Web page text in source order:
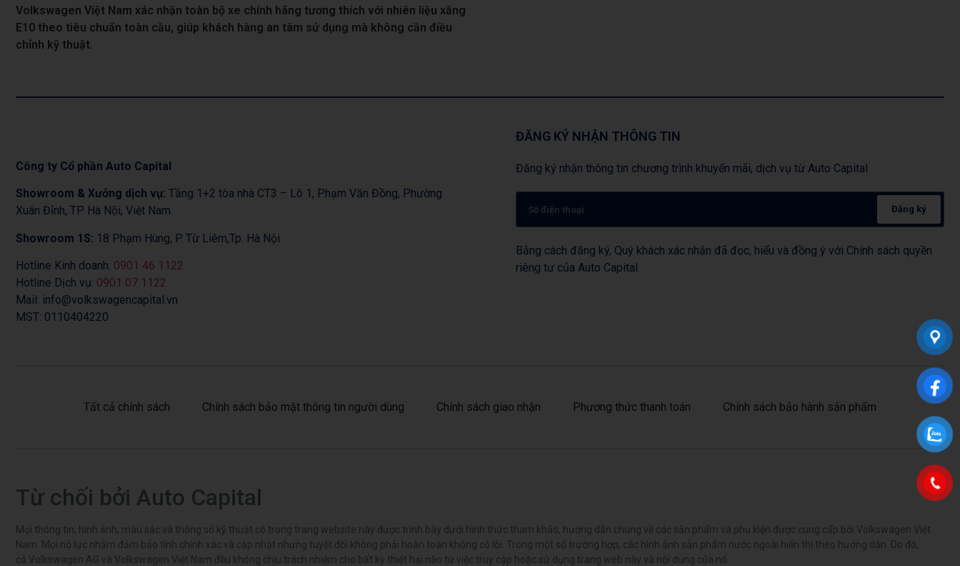
Volkswagen Việt Nam xác nhận toàn bộ xe chính hãng tương thích với nhiên liệu xăng
E10 theo tiêu chuẩn toàn cầu, giúp khách hàng an tâm sử dụng mà không cần điều
chỉnh kỹ thuật.
Công ty Cổ phần Auto Capital
Showroom & Xưởng dịch vụ: Tầng 1+2 tòa nhà CT3 – Lô 1, Phạm Văn Đồng, Phường
Xuân Đỉnh, TP Hà Nội, Việt Nam.
Showroom 1S: 18 Phạm Hùng, P. Từ Liêm,Tp. Hà Nội
Hotline Kinh doanh: 0901 46 1122
Hotline Dịch vụ: 0901 07 1122
Mail: info@volkswagencapital.vn
MST: 0110404220
ĐĂNG KÝ NHẬN THÔNG TIN
Đăng ký nhận thông tin chương trình khuyến mãi, dịch vụ từ Auto Capital
Đăng ký
Bằng cách đăng ký, Quý khách xác nhận đã đọc, hiểu và đồng ý với Chính sách quyền
riêng tư của Auto Capital
Tất cả chính sách Chính sách bảo mật thông tin người dùng Chính sách giao nhận Phương thức thanh toán Chính sách bảo hành sản phẩm
Từ chối bởi Auto Capital
Mọi thông tin, hình ảnh, màu sắc và thông số kỹ thuật có trong trang website này được trình bày dưới hình thức tham khảo, hướng dẫn chung về các sản phẩm và phụ kiện được cung cấp bởi Volkswagen Việt
Nam. Mọi nỗ lực nhằm đảm bảo tính chính xác và cập nhật nhưng tuyệt đối không phải hoàn toàn không có lỗi. Trong một số trường hợp, các hình ảnh sản phẩm nước ngoài hiển thị theo hướng dẫn. Do đó,
cả Volkswagen AG và Volkswagen Việt Nam đều không chịu trách nhiệm cho bất kỳ thiệt hại nào từ việc truy cập hoặc sử dụng trang web này và nội dung của nó.